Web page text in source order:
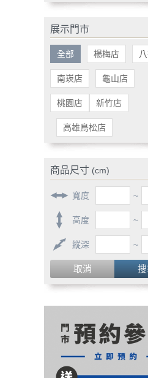
展示門市
全部 楊梅店
南崁店 龜山店
桃園店 新竹店
高雄鳥松店
商品尺寸 (cm)
寬度 ~
高度 ~
縱深 ~
取消